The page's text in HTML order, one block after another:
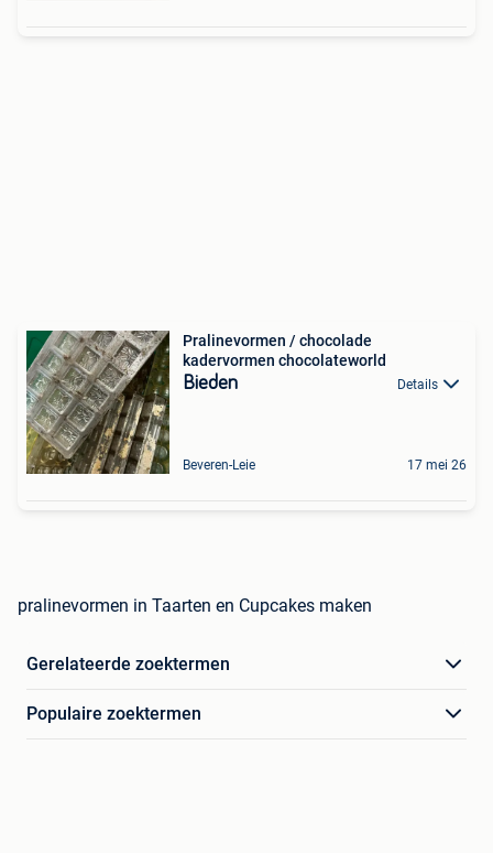
Pralinevormen / chocolade
kadervormen chocolateworld
Bieden Details
Beveren-Leie 17 mei 26
pralinevormen in Taarten en Cupcakes maken
Gerelateerde zoektermen
Populaire zoektermen